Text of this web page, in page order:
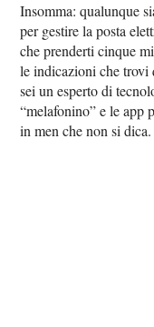
Insomma: qualunque
per gestire la posta
che prenderti cinque
le indicazioni che trovi
sei un esperto di
“melafonino” e le app
in men che non si